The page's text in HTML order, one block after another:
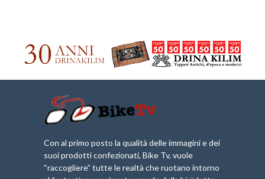
Con al primo posto la qualità delle immagini e dei
suoi prodotti confezionati, Bike Tv, vuole
“raccogliere” tutte le realtà che ruotano intorno